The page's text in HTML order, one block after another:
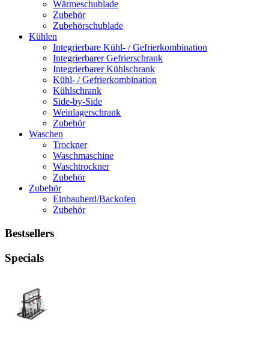
Wärmeschublade
Zubehör
Zubehörschublade
Kühlen
Integrierbare Kühl- / Gefrierkombination
Integrierbarer Gefrierschrank
Integrierbarer Kühlschrank
Kühl- / Gefrierkombination
Kühlschrank
Side-by-Side
Weinlagerschrank
Zubehör
Waschen
Trockner
Waschmaschine
Waschtrockner
Zubehör
Zubehör
Einbauherd/Backofen
Zubehör
Bestsellers
Specials